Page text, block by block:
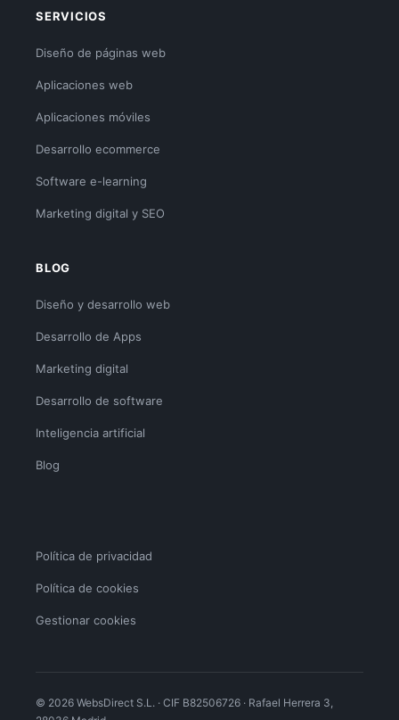
SERVICIOS
Diseño de páginas web
Aplicaciones web
Aplicaciones móviles
Desarrollo ecommerce
Software e-learning
Marketing digital y SEO
BLOG
Diseño y desarrollo web
Desarrollo de Apps
Marketing digital
Desarrollo de software
Inteligencia artificial
Blog
Política de privacidad
Política de cookies
Gestionar cookies
© 2026 WebsDirect S.L. · CIF B82506726 · Rafael Herrera 3,